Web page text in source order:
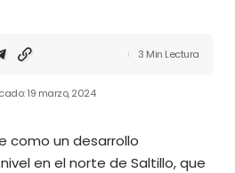
19 marzo, 2024
3 Min Lectura
como un desarrollo
en el norte de Saltillo, que